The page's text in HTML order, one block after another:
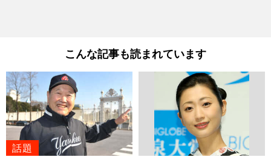
こんな記事も読まれています
話題